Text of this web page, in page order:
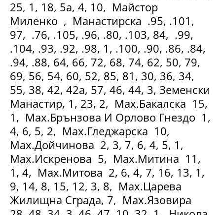
25, 1, 18, 5а, 4, 10, Майстор
Миленко , Манастирска .95, .101,
97, .76, .105, .96, .80, .103, 84, .99,
.104, .93, .92, .98, 1, .100, .90, .86, .84,
.94, .88, 64, 66, 72, 68, 74, 62, 50, 79,
69, 56, 54, 60, 52, 85, 81, 30, 36, 34,
55, 38, 42, 42а, 57, 46, 44, 3, Земенски
Манастир, 1, 23, 2, Мах.Бакалска 15,
1, Мах.Брънзова И Орлово Гнездо 1,
4, 6, 5, 2, Мах.Гледжарска 10,
Мах.Дойчинова 2, 3, 7, 6, 4, 5, 1,
Мах.Искренова 5, Мах.Митина 11,
1, 4, Мах.Митова 2, 6, 4, 7, 16, 13, 1,
9, 14, 8, 15, 12, 3, 8, Мах.Царева
Жилищна Сграда, 7, Мах.Язовира